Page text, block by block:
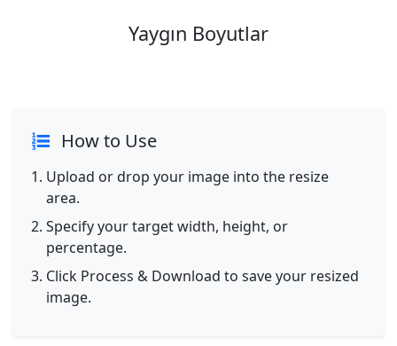
Yaygın Boyutlar
How to Use
Upload or drop your image into the resize
area.
Specify your target width, height, or
percentage.
Click Process & Download to save your resized
image.